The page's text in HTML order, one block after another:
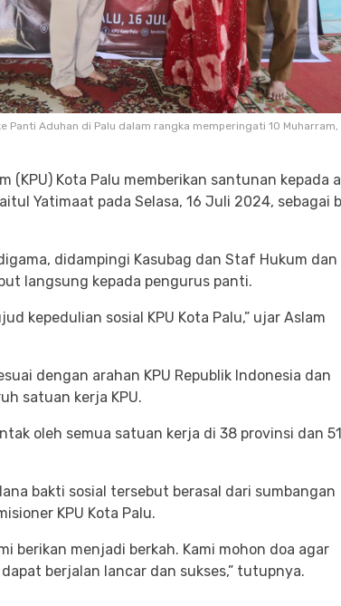
Panti Aduhan di Palu dalam rangka memperingati 10 Muharram,
(KPU) Kota Palu memberikan santunan kepada
Yatimaat pada Selasa, 16 Juli 2024, sebagai
didampingi Kasubag dan Staf Hukum dan
langsung kepada pengurus panti.
kepedulian sosial KPU Kota Palu,” ujar Aslam
dengan arahan KPU Republik Indonesia dan
satuan kerja KPU.
oleh semua satuan kerja di 38 provinsi dan
bakti sosial tersebut berasal dari sumbangan
KPU Kota Palu.
berikan menjadi berkah. Kami mohon doa agar
berjalan lancar dan sukses,” tutupnya.